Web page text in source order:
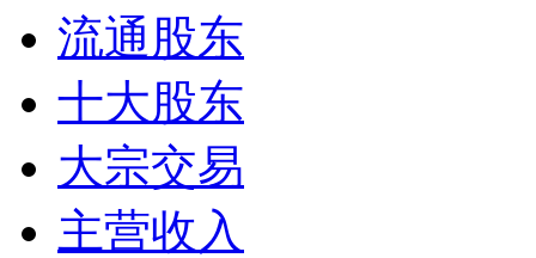
流通股东
十大股东
大宗交易
主营收入